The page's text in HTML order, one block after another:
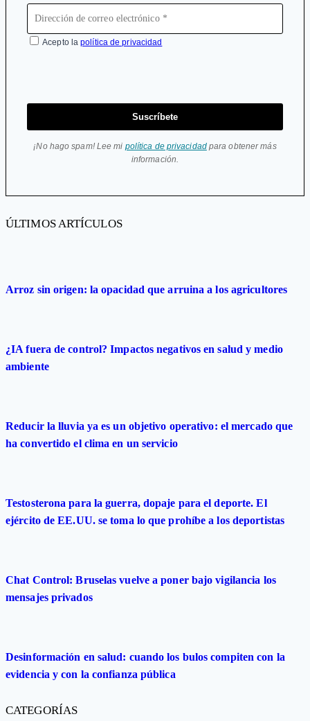
Acepto lapolítica de privacidad
Suscríbete
¡No hago spam! Lee mi política de privacidadpara obtener más
información.
ÚLTIMOS ARTÍCULOS
Arroz sin origen: la opacidad que arruina a los agricultores
¿IA fuera de control? Impactos negativos en salud y medio
ambiente
Reducir la lluvia ya es un objetivo operativo: el mercado que
ha convertido el clima en un servicio
Testosterona para la guerra, dopaje para el deporte. El
ejército de EE.UU. se toma lo que prohíbe a los deportistas
Chat Control: Bruselas vuelve a poner bajo vigilancia los
mensajes privados
Desinformación en salud: cuando los bulos compiten con la
evidencia y con la confianza pública
CATEGORÍAS